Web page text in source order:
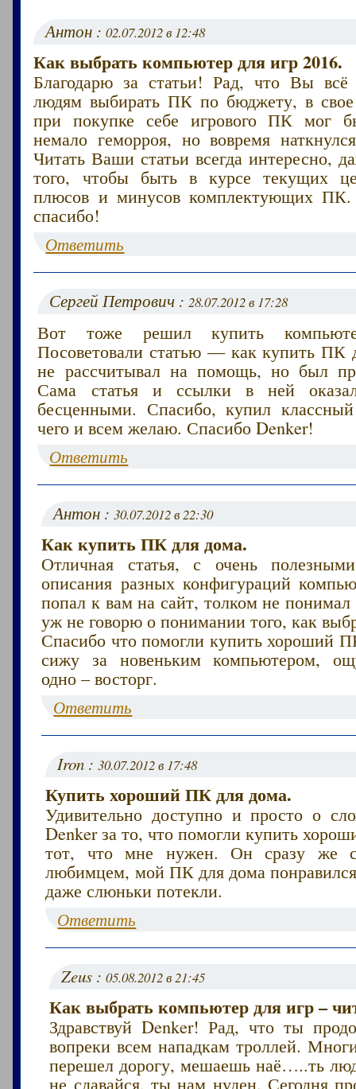
Антон :02.07.2012 в 12:48
Как выбрать компьютер для игр 2016.
Благодарю за статьи! Рад, что Вы всё
людям выбирать ПК по бюджету, в
при покупке себе игрового ПК мог
немало геморроя, но вовремя
Читать Ваши статьи всегда интересно,
того, чтобы быть в курсе текущих
плюсов и минусов комплектующих
спасибо!
Ответить
Сергей Петрович :28.07.2012 в 17:28
Вот тоже решил купить
Посоветовали статью — как купить ПК
не рассчитывал на помощь, но был
Сама статья и ссылки в ней
бесценными. Спасибо, купил
чего и всем желаю. Спасибо Denker!
Ответить
Антон :30.07.2012 в 22:30
Как купить ПК для дома.
Отличная статья, с очень
описания разных конфигураций
попал к вам на сайт, толком не
уж не говорю о понимании того, как
Спасибо что помогли купить хороший
сижу за новеньким компьютером,
одно – восторг.
Ответить
Iron :30.07.2012 в 17:48
Купить хороший ПК для дома.
Удивительно доступно и просто о
Denker за то, что помогли купить
тот, что мне нужен. Он сразу же
любимцем, мой ПК для дома
даже слюньки потекли.
Ответить
Zeus :05.08.2012 в 21:45
Как выбрать компьютер для игр –
Здравствуй Denker! Рад, что ты
вопреки всем нападкам троллей.
перешел дорогу, мешаешь наё…..ть
не сдавайся, ты нам нуден. Сегодня